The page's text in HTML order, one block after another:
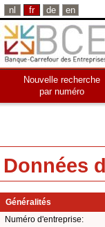
nl fr de en
Nouvelle recherche
par numéro
Données
Généralités
Numéro d'entreprise: